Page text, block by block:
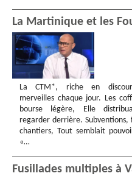
La Martinique et les
La CTM*, riche en
merveilles chaque jour. Les
bourse légère, Elle
regarder derrière. Subventions,
chantiers, Tout semblait
«…
Fusillades multiples à